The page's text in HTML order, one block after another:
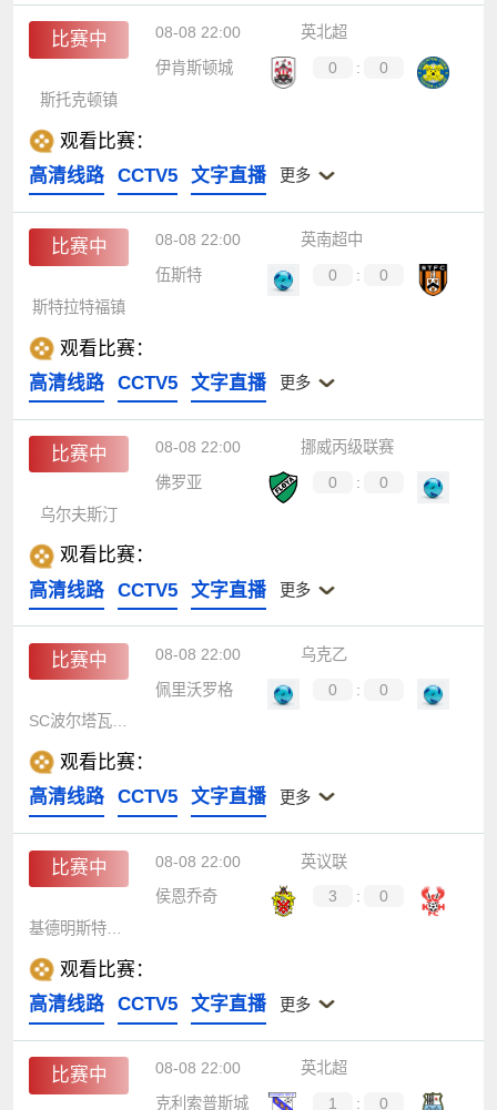
比赛中 08-08 22:00
英北超
伊肯斯顿城
0 :
0
斯托克顿镇
观看比赛：
高清线路
CCTV5 文字直播 更多
比赛中 08-08 22:00
英南超中
伍斯特
0 :
0
斯特拉特福镇
观看比赛：
高清线路
CCTV5 文字直播 更多
比赛中 08-08 22:00
挪威丙级联赛
佛罗亚
0 :
0
乌尔夫斯汀
观看比赛：
高清线路
CCTV5 文字直播 更多
比赛中 08-08 22:00
乌克乙
佩里沃罗格
0 :
0
SC波尔塔瓦B队
观看比赛：
高清线路
CCTV5 文字直播 更多
比赛中 08-08 22:00
英议联
侯恩乔奇
3 :
0
观看比赛：
高清线路
CCTV5 文字直播 更多
比赛中 08-08 22:00
英北超
克利索普斯城
1 : 0